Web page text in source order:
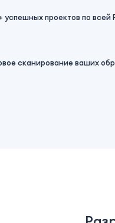
успешных проектов по всей
сканирование ваших